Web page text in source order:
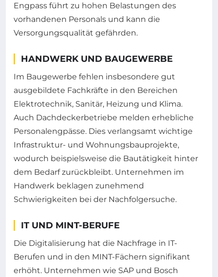
Engpass führt zu hohen Belastungen des
vorhandenen Personals und kann die
Versorgungsqualität gefährden.
HANDWERK UND BAUGEWERBE
Im Baugewerbe fehlen insbesondere gut
ausgebildete Fachkräfte in den Bereichen
Elektrotechnik, Sanitär, Heizung und Klima.
Auch Dachdeckerbetriebe melden erhebliche
Personalengpässe. Dies verlangsamt wichtige
Infrastruktur- und Wohnungsbauprojekte,
wodurch beispielsweise die Bautätigkeit hinter
dem Bedarf zurückbleibt. Unternehmen im
Handwerk beklagen zunehmend
Schwierigkeiten bei der Nachfolgersuche.
IT UND MINT-BERUFE
Die Digitalisierung hat die Nachfrage in IT-
Berufen und in den MINT-Fächern signifikant
erhöht. Unternehmen wie SAP und Bosch